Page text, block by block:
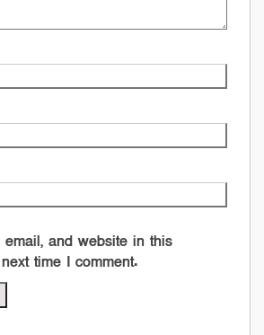
email, and website in this
time I comment.